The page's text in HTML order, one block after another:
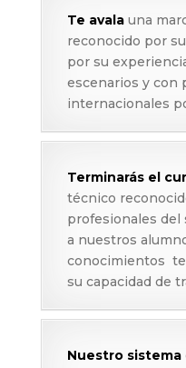
Te avalauna
reconocido por
por su
escenarios y con
internacionales
Terminarás el
técnico
profesionales
a nuestros
conocimientos
su capacidad de
Nuestro sistema